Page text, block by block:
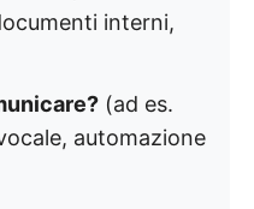
interni,
(ad es.
automazione